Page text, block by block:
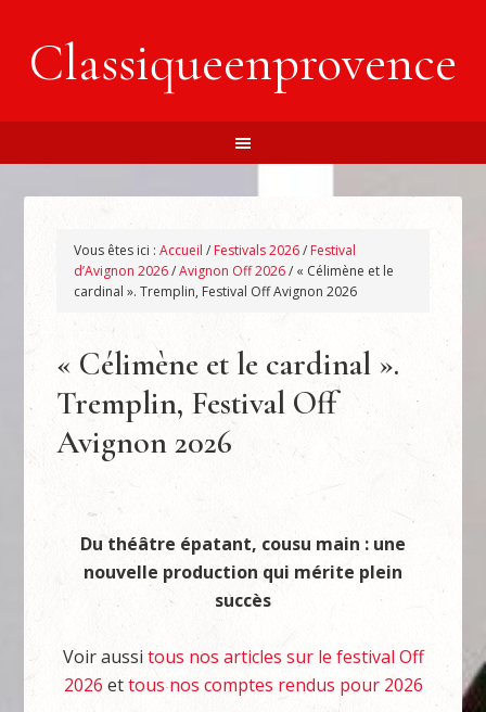
Classiqueenprovence
Vous êtes ici :Accueil / Festivals 2026/ Festival
d’Avignon 2026/Avignon Off 2026/ « Célimène et le
cardinal ». Tremplin, Festival Off Avignon 2026
« Célimène et le cardinal ».
Tremplin, Festival Off
Avignon 2026
Du théâtre épatant, cousu main : une
nouvelle production qui mérite plein
succès
Voir aussi tous nos articles sur le festival Off
2026 ettous nos comptes rendus pour 2026